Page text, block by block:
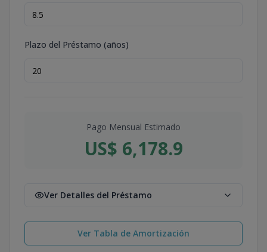
Plazo del Préstamo (años)
Pago Mensual Estimado
US$ 6,178.9
Ver Detalles del Préstamo
Ver Tabla de Amortización